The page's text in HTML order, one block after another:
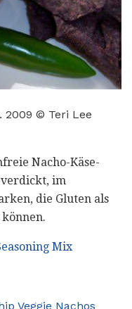
2009 © Teri Lee
Nacho-Käse-
im
die Gluten als
Mix
Veggie Nachos